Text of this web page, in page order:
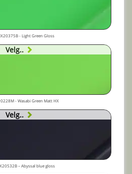
- Light Green Gloss
Velg..
- Wasabi Green Matt HX
Velg..
– Abyssal blue gloss